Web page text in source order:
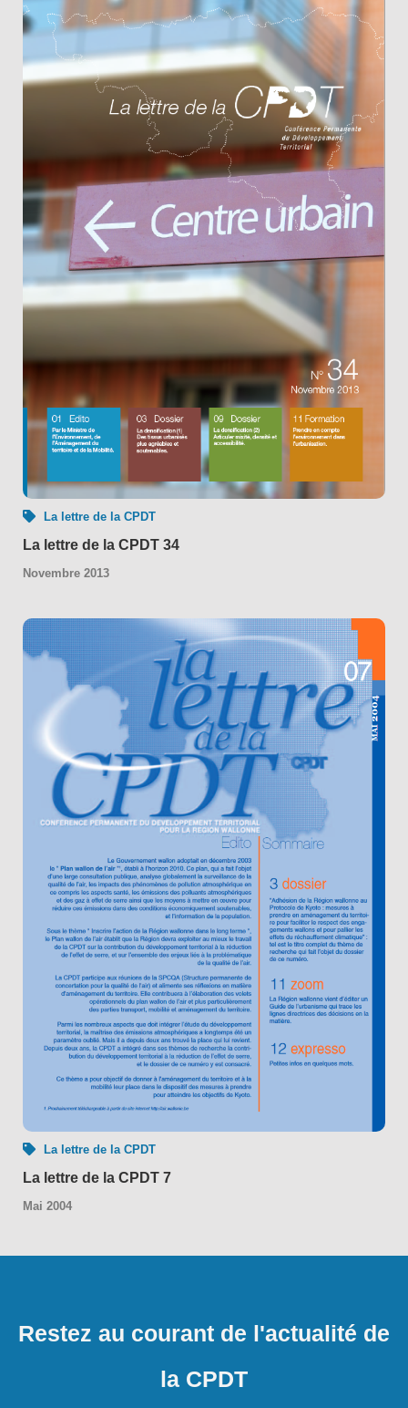
La lettre de la CPDT
La lettre de la CPDT 34
Novembre 2013
La lettre de la CPDT
La lettre de la CPDT 7
Mai 2004
Restez au courant de l'actualité de
la CPDT